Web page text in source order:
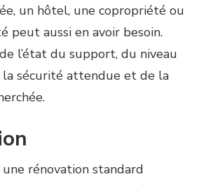
un hôtel, une copropriété ou
peut aussi en avoir besoin.
l’état du support, du niveau
la sécurité attendue et de la
une rénovation standard